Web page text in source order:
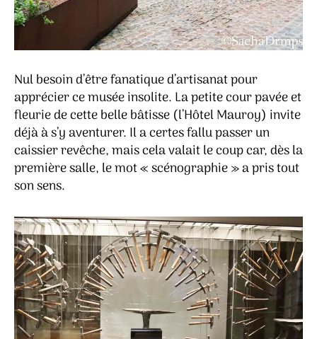
Nul besoin d’être fanatique d’artisanat pour
apprécier ce musée insolite. La petite cour pavée et
fleurie de cette belle bâtisse (l’Hôtel Mauroy) invite
déjà à s’y aventurer. Il a certes fallu passer un
caissier revêche, mais cela valait le coup car, dès la
première salle, le mot « scénographie » a pris tout
son sens.